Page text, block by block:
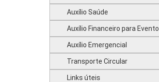
Auxílio Saúde
Auxílio Financeiro para Evento
Auxílio Emergencial
Transporte Circular
Links úteis